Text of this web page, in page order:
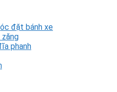
đặt bánh xe
phanh